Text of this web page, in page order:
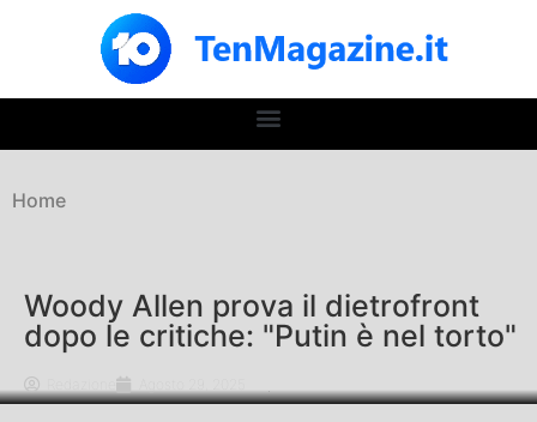
Home
Woody Allen prova il dietrofront
dopo le critiche: "Putin è nel torto"